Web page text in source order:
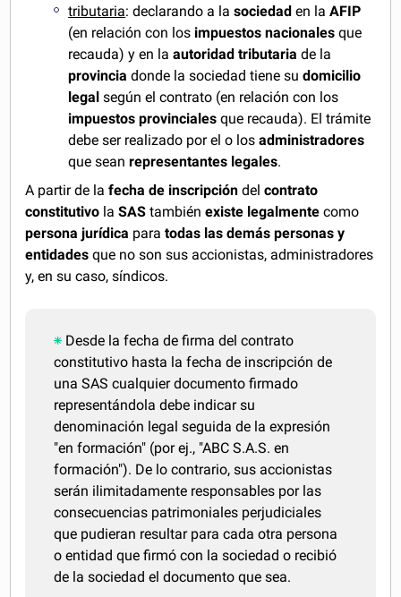
tributaria: declarando a lasociedad en laAFIP
(en relación con los impuestos nacionales que
recauda) y en laautoridad tributaria de la
provincia donde la sociedad tiene sudomicilio
legal según el contrato (en relación con los
impuestos provinciales que recauda). El trámite
debe ser realizado por el o losadministradores
que seanrepresentantes legales.
A partir de lafecha de inscripción delcontrato
constitutivo laSAS tambiénexiste legalmente como
persona jurídica paratodas las demás personas y
entidades que no son sus accionistas, administradores
y, en su caso, síndicos.
Desde la fecha de firma del contrato
constitutivo hasta la fecha de inscripción de
una SAS cualquier documento firmado
representándola debe indicar su
denominación legal seguida de la expresión
"en formación" (por ej., "ABC S.A.S. en
formación"). De lo contrario, sus accionistas
serán ilimitadamente responsables por las
consecuencias patrimoniales perjudiciales
que pudieran resultar para cada otra persona
o entidad que firmó con la sociedad o recibió
de la sociedad el documento que sea.